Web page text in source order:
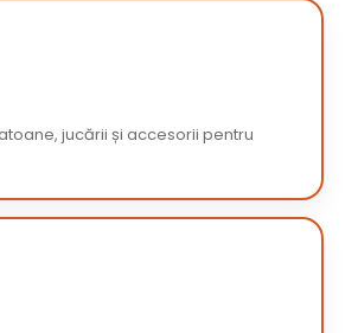
jucării și accesorii pentru